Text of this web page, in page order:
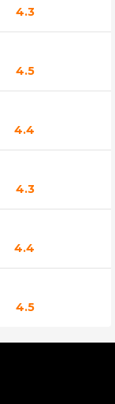
4.3
4.5
4.4
4.3
4.4
4.5